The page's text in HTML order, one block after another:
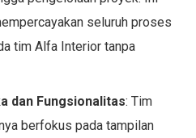
seluruh proses
tim Alfa Interior tanpa
dan Fungsionalitas: Tim
berfokus pada tampilan